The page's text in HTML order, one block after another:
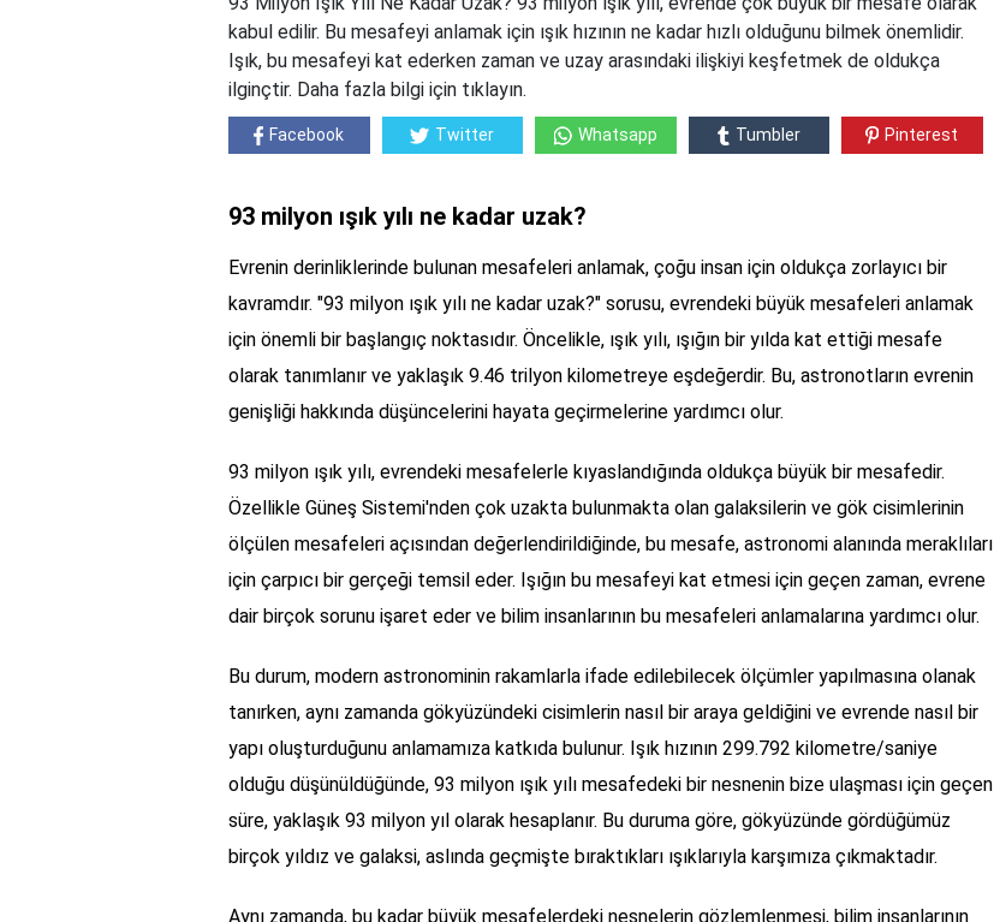
kabul edilir. Bu mesafeyi anlamak için ışık hızının ne kadar hızlı olduğunu bilmek önemlidir.
Işık, bu mesafeyi kat ederken zaman ve uzay arasındaki ilişkiyi keşfetmek de oldukça
ilginçtir. Daha fazla bilgi için tıklayın.
Facebook Twitter Whatsapp Tumbler Pinterest
93 milyon ışık yılı ne kadar uzak?
Evrenin derinliklerinde bulunan mesafeleri anlamak, çoğu insan için oldukça zorlayıcı bir
kavramdır. "93 milyon ışık yılı ne kadar uzak?" sorusu, evrendeki büyük mesafeleri anlamak
için önemli bir başlangıç noktasıdır. Öncelikle, ışık yılı, ışığın bir yılda kat ettiği mesafe
olarak tanımlanır ve yaklaşık 9.46 trilyon kilometreye eşdeğerdir. Bu, astronotların evrenin
genişliği hakkında düşüncelerini hayata geçirmelerine yardımcı olur.
93 milyon ışık yılı, evrendeki mesafelerle kıyaslandığında oldukça büyük bir mesafedir.
Özellikle Güneş Sistemi'nden çok uzakta bulunmakta olan galaksilerin ve gök cisimlerinin
ölçülen mesafeleri açısından değerlendirildiğinde, bu mesafe, astronomi alanında meraklıları
için çarpıcı bir gerçeği temsil eder. Işığın bu mesafeyi kat etmesi için geçen zaman, evrene
dair birçok sorunu işaret eder ve bilim insanlarının bu mesafeleri anlamalarına yardımcı olur.
Bu durum, modern astronominin rakamlarla ifade edilebilecek ölçümler yapılmasına olanak
tanırken, aynı zamanda gökyüzündeki cisimlerin nasıl bir araya geldiğini ve evrende nasıl bir
yapı oluşturduğunu anlamamıza katkıda bulunur. Işık hızının 299.792 kilometre/saniye
olduğu düşünüldüğünde, 93 milyon ışık yılı mesafedeki bir nesnenin bize ulaşması için geçen
süre, yaklaşık 93 milyon yıl olarak hesaplanır. Bu duruma göre, gökyüzünde gördüğümüz
birçok yıldız ve galaksi, aslında geçmişte bıraktıkları ışıklarıyla karşımıza çıkmaktadır.
Aynı zamanda, bu kadar büyük mesafelerdeki nesnelerin gözlemlenmesi, bilim insanlarının